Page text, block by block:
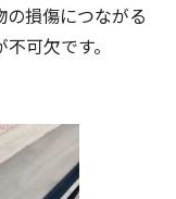
損傷につながる
可欠です。